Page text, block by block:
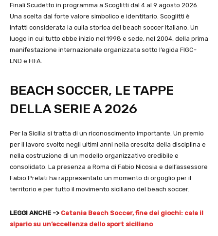
Finali Scudetto in programma a Scoglitti dal 4 al 9 agosto 2026.
Una scelta dal forte valore simbolico e identitario. Scoglitti è
infatti considerata la culla storica del beach soccer italiano. Un
luogo in cui tutto ebbe inizio nel 1998 e sede, nel 2004, della prima
manifestazione internazionale organizzata sotto l’egida FIGC-
LND e FIFA.
BEACH SOCCER, LE TAPPE
DELLA SERIE A 2026
Per la Sicilia si tratta di un riconoscimento importante. Un premio
per il lavoro svolto negli ultimi anni nella crescita della disciplina e
nella costruzione di un modello organizzativo credibile e
consolidato. La presenza a Roma di Fabio Nicosia e dell’assessore
Fabio Prelati ha rappresentato un momento di orgoglio per il
territorio e per tutto il movimento siciliano del beach soccer.
LEGGI ANCHE -> Catania Beach Soccer, fine dei giochi: cala il
sipario su un’eccellenza dello sport siciliano